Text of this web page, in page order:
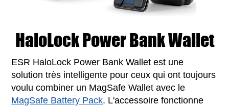
HaloLock Power Bank Wallet
ESR HaloLock Power Bank Wallet est une
solution très intelligente pour ceux qui ont toujours
voulu combiner un MagSafe Wallet avec le
MagSafe Battery Pack. L'accessoire fonctionne